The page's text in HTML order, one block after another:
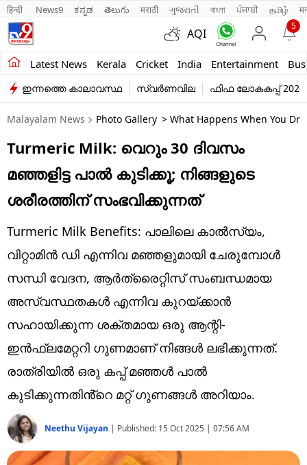
हिन्दी News9 ಕನ್ನಡ తెలుగు मराठी ગુજરાતી বাংলা ਪੰਜਾਬੀ தமிழ்
AQI
5
Latest News Kerala Cricket India Entertainment
Kerala
India
Entertainment
Business
Education
Lifestyle
world
Technology
Religion
Web Story
Photo
Short Videos
ഇന്നത്തെ കാലാവസ്ഥ സ്വർണവില ഫിഫ ലോകകപ്പ് 2026
Malayalam News Photo Gallery > What Happens When You
Turmeric Milk: വെറും 30 ദിവസം
മഞ്ഞളിട്ട പാൽ കുടിക്കൂ; നിങ്ങളുടെ
ശരീരത്തിന് സംഭവിക്കുന്നത്
Turmeric Milk Benefits: പാലിലെ കാൽസ്യം,
വിറ്റാമിൻ ഡി എന്നിവ മഞ്ഞളുമായി ചേരുമ്പോൾ
സന്ധി വേദന, ആർത്രൈറ്റിസ് സംബന്ധമായ
അസ്വസ്ഥതകൾ എന്നിവ കുറയ്ക്കാൻ
സഹായിക്കുന്ന ശക്തമായ ഒരു ആന്റി-
ഇൻഫ്ലമേറ്ററി ​ഗുണമാണ് നിങ്ങൾ ലഭിക്കുന്നത്.
രാത്രിയിൽ ഒരു കപ്പ് മഞ്ഞൾ പാൽ
കുടിക്കുന്നതിൻ്റെ ​മറ്റ് ​ഗുണങ്ങൾ അറിയാം.
Neethu Vijayan | Published: 15 Oct 2025 | 07:56 AM